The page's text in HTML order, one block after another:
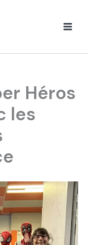
Héros
les